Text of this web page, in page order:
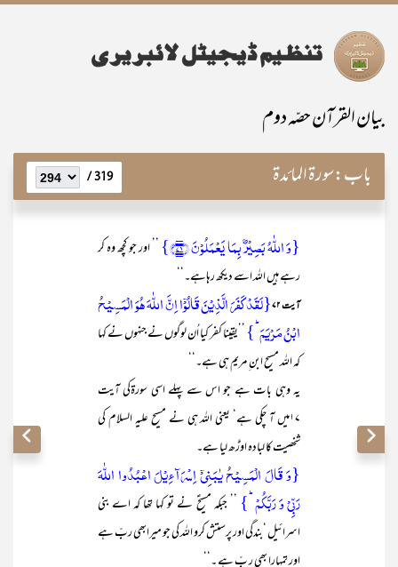
بیان القرآن حصّہ دوم
باب:سورۃ المائدۃ 319 /
{وَ اللّٰہُ بَصِیۡرٌۢ بِمَا یَعۡمَلُوۡنَ ﴿۷۱﴾}
’’ اور جو کچھ وہ کر
رہے ہیں اللہ اسے دیکھ رہاہے۔‘‘
آیت ۷۲ {لَقَدۡ کَفَرَ الَّذِیۡنَ قَالُوۡۤا اِنَّ اللّٰہَ ہُوَ الۡمَسِیۡحُ
ابۡنُ مَرۡیَمَ ؕ} ’’یقینا کفر کیا اُن لوگوں نے جنہوں نے کہا
کہ اللہ مسیح ابن ِ مریم ہی ہے۔‘‘
یہ وہی بات ہے جو اس سے پہلے اسی سورۃکی آیت
۱۷میں آ چکی ہے‘ یعنی اللہ ہی نے مسیح علیہ السلام کی
شخصیت کا لبادہ اوڑھ لیا ہے۔
{وَ قَالَ الۡمَسِیۡحُ یٰبَنِیۡۤ اِسۡرَآءِیۡلَ اعۡبُدُوا اللّٰہَ
رَبِّیۡ وَ رَبَّکُمۡ ؕ} ’’ جبکہ مسیحؑ نے تو کہا تھا کہ اے بنی
اسرائیل ‘بندگی اور پرستش کرو اللہ کی جو میرابھی ربّ ہے
اور تمہارا بھی ر بّ ہے ۔‘‘